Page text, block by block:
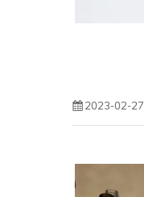
2023-02-27